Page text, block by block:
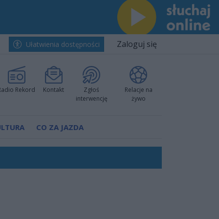
Ułatwienia dostępności Zaloguj się
Rekord Kontakt
Zgłoś
interwencję
Relacje na
żywo
CO ZA JAZDA